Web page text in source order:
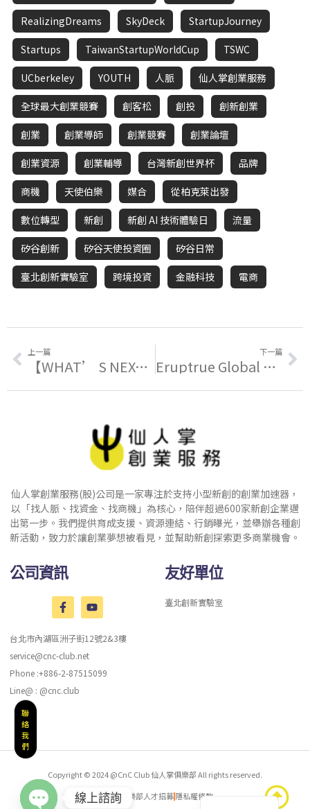
RealizingDreams SkyDeck StartupJourney
Startups TaiwanStartupWorldCup TSWC
UCberkeley YOUTH 人脈 仙人掌創業服務
全球最大創業競賽 創客松 創投 創新創業
創業 創業導師 創業競賽 創業論壇
創業資源 創業輔導 台灣新創世界杯 品牌
商機 天使伯樂 媒合 從柏克萊出發
數位轉型 新創 新創 AI 技術體驗日 流量
矽谷創新 矽谷天使投資圈 矽谷日常
臺北創新實驗室 跨境投資 金融科技 電商
上一篇
【WHAT’ S NEXT? Forum】5大信賴產業 – 國際佈局與創投商機
下一篇
Eruptrue Global Hackathon – Asia 徵件熱騰騰的影片來了！
仙人掌創業服務(股)公司是一家專注於支持小型新創的創業加速器，
以「找人脈、找資金、找商機」為核心，陪伴超過600家新創企業邁
出第一步。我們提供育成支援、資源連結、行銷曝光，並舉辦各種創
新活動，致力於讓創業夢想被看見，並幫助新創探索更多商業機會。
公司資訊
台北市內湖區洲子街12號2&3樓
service@cnc-club.net
Phone :+886-2-87515099
Line@ : @cnc.club
友好單位
臺北創新實驗室
Copyright © 2024 @CnC Club 仙人掌俱樂部 All rights reserved.
仙人掌聚樂部人才招募隱私權條款
聯
絡
我
們
線上諮詢